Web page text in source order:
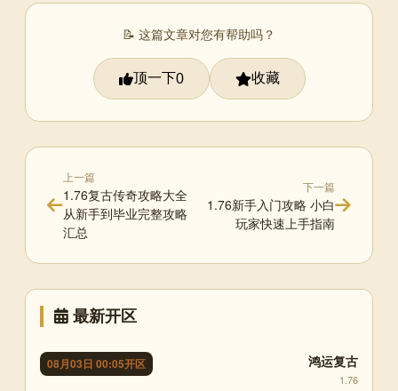
📝 这篇文章对您有帮助吗？
顶一下0 收藏
上一篇
1.76复古传奇攻略大全
从新手到毕业完整攻略
汇总
下一篇
1.76新手入门攻略 小白
玩家快速上手指南
最新开区
08月03日 00:05开区 鸿运复古
1.76